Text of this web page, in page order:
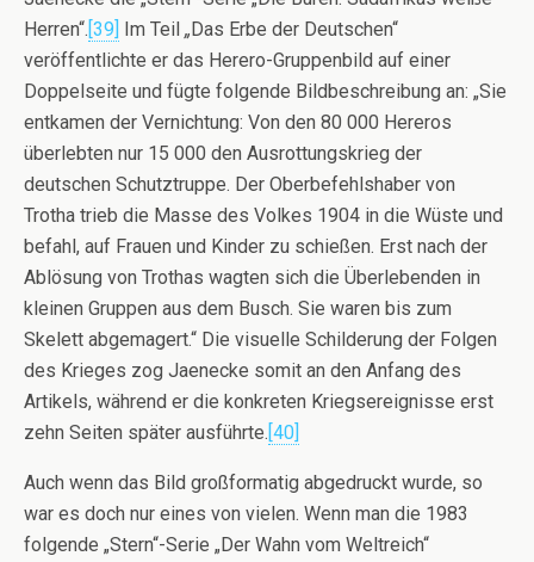
Herren“.[39] Im Teil „Das Erbe der Deutschen“
veröffentlichte er das Herero-Gruppenbild auf einer
Doppelseite und fügte folgende Bildbeschreibung an: „Sie
entkamen der Vernichtung: Von den 80 000 Hereros
überlebten nur 15 000 den Ausrottungskrieg der
deutschen Schutztruppe. Der Oberbefehlshaber von
Trotha trieb die Masse des Volkes 1904 in die Wüste und
befahl, auf Frauen und Kinder zu schießen. Erst nach der
Ablösung von Trothas wagten sich die Überlebenden in
kleinen Gruppen aus dem Busch. Sie waren bis zum
Skelett abgemagert.“ Die visuelle Schilderung der Folgen
des Krieges zog Jaenecke somit an den Anfang des
Artikels, während er die konkreten Kriegsereignisse erst
zehn Seiten später ausführte.[40]
Auch wenn das Bild großformatig abgedruckt wurde, so
war es doch nur eines von vielen. Wenn man die 1983
folgende „Stern“-Serie „Der Wahn vom Weltreich“